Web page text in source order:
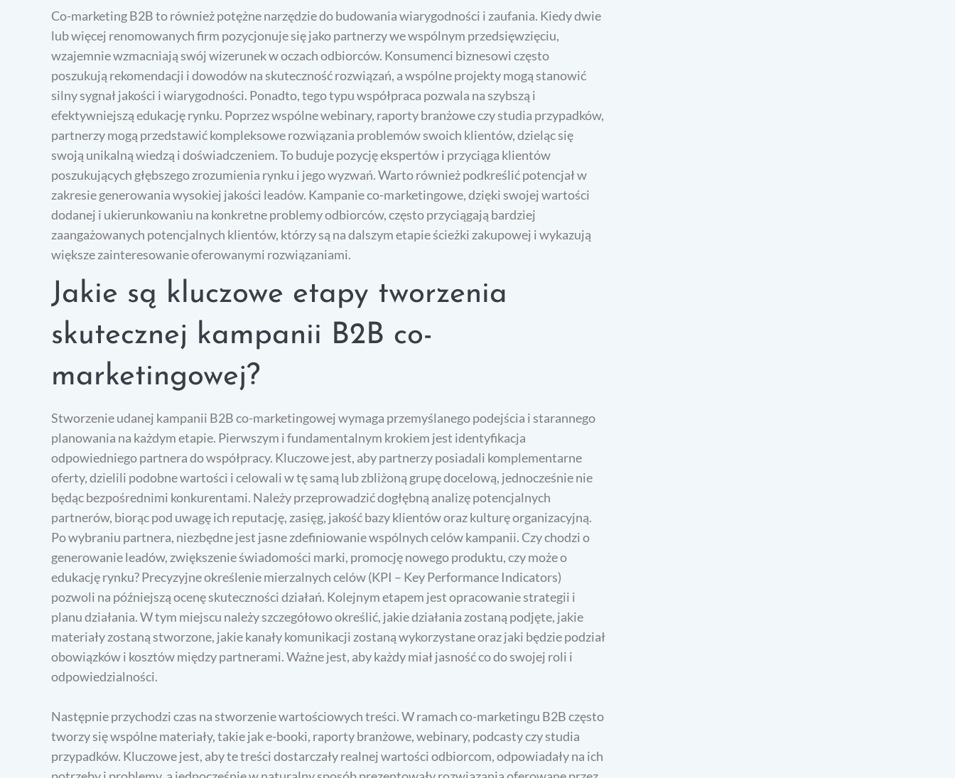
Co-marketing B2B to również potężne narzędzie do budowania wiarygodności i zaufania. Kiedy dwie
lub więcej renomowanych firm pozycjonuje się jako partnerzy we wspólnym przedsięwzięciu,
wzajemnie wzmacniają swój wizerunek w oczach odbiorców. Konsumenci biznesowi często
poszukują rekomendacji i dowodów na skuteczność rozwiązań, a wspólne projekty mogą stanowić
silny sygnał jakości i wiarygodności. Ponadto, tego typu współpraca pozwala na szybszą i
efektywniejszą edukację rynku. Poprzez wspólne webinary, raporty branżowe czy studia przypadków,
partnerzy mogą przedstawić kompleksowe rozwiązania problemów swoich klientów, dzieląc się
swoją unikalną wiedzą i doświadczeniem. To buduje pozycję ekspertów i przyciąga klientów
poszukujących głębszego zrozumienia rynku i jego wyzwań. Warto również podkreślić potencjał w
zakresie generowania wysokiej jakości leadów. Kampanie co-marketingowe, dzięki swojej wartości
dodanej i ukierunkowaniu na konkretne problemy odbiorców, często przyciągają bardziej
zaangażowanych potencjalnych klientów, którzy są na dalszym etapie ścieżki zakupowej i wykazują
większe zainteresowanie oferowanymi rozwiązaniami.
Jakie są kluczowe etapy tworzenia
skutecznej kampanii B2B co-
marketingowej?
Stworzenie udanej kampanii B2B co-marketingowej wymaga przemyślanego podejścia i starannego
planowania na każdym etapie. Pierwszym i fundamentalnym krokiem jest identyfikacja
odpowiedniego partnera do współpracy. Kluczowe jest, aby partnerzy posiadali komplementarne
oferty, dzielili podobne wartości i celowali w tę samą lub zbliżoną grupę docelową, jednocześnie nie
będąc bezpośrednimi konkurentami. Należy przeprowadzić dogłębną analizę potencjalnych
partnerów, biorąc pod uwagę ich reputację, zasięg, jakość bazy klientów oraz kulturę organizacyjną.
Po wybraniu partnera, niezbędne jest jasne zdefiniowanie wspólnych celów kampanii. Czy chodzi o
generowanie leadów, zwiększenie świadomości marki, promocję nowego produktu, czy może o
edukację rynku? Precyzyjne określenie mierzalnych celów (KPI – Key Performance Indicators)
pozwoli na późniejszą ocenę skuteczności działań. Kolejnym etapem jest opracowanie strategii i
planu działania. W tym miejscu należy szczegółowo określić, jakie działania zostaną podjęte, jakie
materiały zostaną stworzone, jakie kanały komunikacji zostaną wykorzystane oraz jaki będzie podział
obowiązków i kosztów między partnerami. Ważne jest, aby każdy miał jasność co do swojej roli i
odpowiedzialności.
Następnie przychodzi czas na stworzenie wartościowych treści. W ramach co-marketingu B2B często
tworzy się wspólne materiały, takie jak e-booki, raporty branżowe, webinary, podcasty czy studia
przypadków. Kluczowe jest, aby te treści dostarczały realnej wartości odbiorcom, odpowiadały na ich